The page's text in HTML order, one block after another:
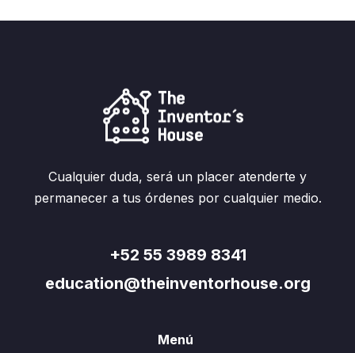
Cualquier duda, será un placer atenderte y
permanecer a tus órdenes por cualquier medio.
+52 55 3989 8341
education@theinventorhouse.org
Menú